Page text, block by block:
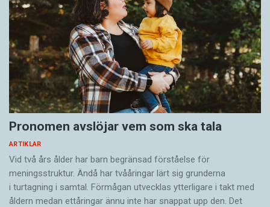
som för språkforskningen ytterligare framåt.
Pronomen avslöjar vem som ska tala
ARTIKLAR
Vid två års ålder har barn begränsad förståelse för
meningsstruktur. Ändå har tvååringar lärt sig grunderna
i turtagning i samtal. Förmågan utvecklas ytterligare i takt med
åldern medan ettåringar ännu inte har snappat upp den. Det